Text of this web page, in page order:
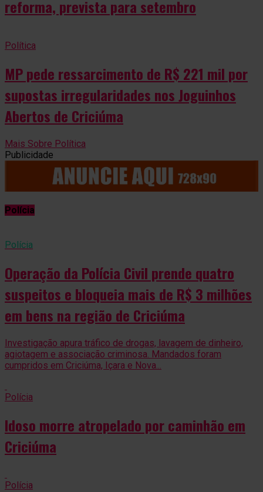
reforma, prevista para setembro
Política
MP pede ressarcimento de R$ 221 mil por
supostas irregularidades nos Joguinhos
Abertos de Criciúma
Mais Sobre Política
Publicidade
Polícia
Polícia
Operação da Polícia Civil prende quatro
suspeitos e bloqueia mais de R$ 3 milhões
em bens na região de Criciúma
Investigação apura tráfico de drogas, lavagem de dinheiro,
agiotagem e associação criminosa. Mandados foram
cumpridos em Criciúma, Içara e Nova...
Polícia
Idoso morre atropelado por caminhão em
Criciúma
Polícia